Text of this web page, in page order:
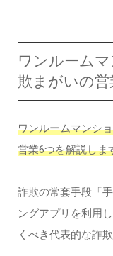
ワンルーム
欺まがいの営
ワンルームマンシ
営業6つを解説しま
詐欺の常套手段「
ングアプリを利用
くべき代表的な詐